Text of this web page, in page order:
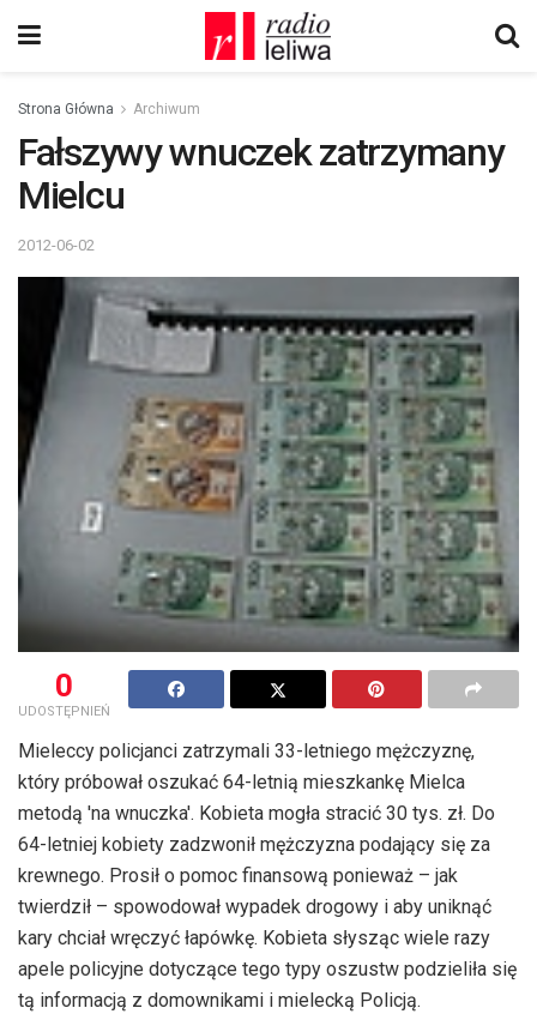
Strona Główna Archiwum
Fałszywy wnuczek zatrzymany
Mielcu
2012-06-02
0
UDOSTĘPNIEŃ
Mieleccy policjanci zatrzymali 33-letniego mężczyznę,
który próbował oszukać 64-letnią mieszkankę Mielca
metodą 'na wnuczka'. Kobieta mogła stracić 30 tys. zł. Do
64-letniej kobiety zadzwonił mężczyzna podający się za
krewnego. Prosił o pomoc finansową ponieważ – jak
twierdził – spowodował wypadek drogowy i aby uniknąć
kary chciał wręczyć łapówkę. Kobieta słysząc wiele razy
apele policyjne dotyczące tego typy oszustw podzieliła się
tą informacją z domownikami i mielecką Policją.